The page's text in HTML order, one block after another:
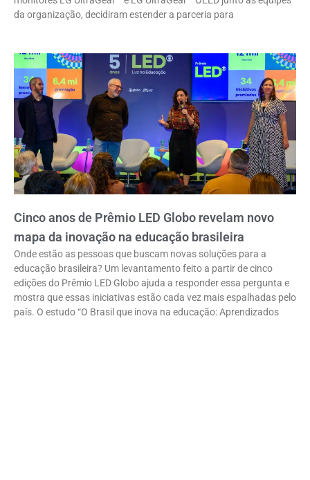
da organização, decidiram estender a parceria para
Cinco anos de Prêmio LED Globo revelam novo
mapa da inovação na educação brasileira
Onde estão as pessoas que buscam novas soluções para a
educação brasileira? Um levantamento feito a partir de cinco
edições do Prêmio LED Globo ajuda a responder essa pergunta e
mostra que essas iniciativas estão cada vez mais espalhadas pelo
país. O estudo “O Brasil que inova na educação: Aprendizados